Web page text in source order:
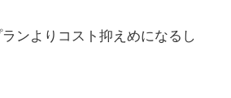
ンよりコスト抑えめになるし